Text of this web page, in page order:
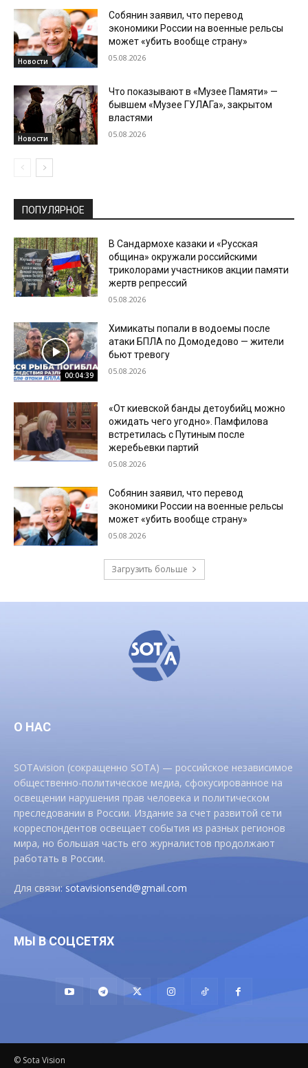
Новости
Собянин заявил, что перевод
экономики России на военные рельсы
может «убить вообще страну»
05.08.2026
Новости
Что показывают в «Музее Памяти» —
бывшем «Музее ГУЛАГа», закрытом
властями
05.08.2026
ПОПУЛЯРНОЕ
В Сандармохе казаки и «Русская
община» окружали российскими
триколорами участников акции памяти
жертв репрессий
05.08.2026
00:04:39
Химикаты попали в водоемы после
атаки БПЛА по Домодедово — жители
бьют тревогу
05.08.2026
«От киевской банды детоубийц можно
ожидать чего угодно». Памфилова
встретилась с Путиным после
жеребьевки партий
05.08.2026
Собянин заявил, что перевод
экономики России на военные рельсы
может «убить вообще страну»
05.08.2026
Загрузить больше
О НАС
SOTAvision (сокращенно SOTA) — российское независимое
общественно-политическое медиа, сфокусированное на
освещении нарушения прав человека и политическом
преследовании в России. Издание за счет развитой сети
корреспондентов освещает события из разных регионов
мира, но большая часть его журналистов продолжают
работать в России.
Для связи:sotavisionsend@gmail.com
МЫ В СОЦСЕТЯХ
© Sota Vision